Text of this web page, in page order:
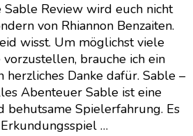
Review wird euch nicht
von Rhiannon Benzaiten.
wisst. Um möglichst viele
brauche ich ein
Danke dafür. Sable –
Abenteuer Sable ist eine
behutsame Spielerfahrung. Es
…